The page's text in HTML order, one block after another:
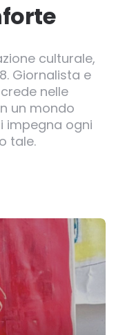
culturale,
Giornalista e
nelle
un mondo
impegna ogni
tale.